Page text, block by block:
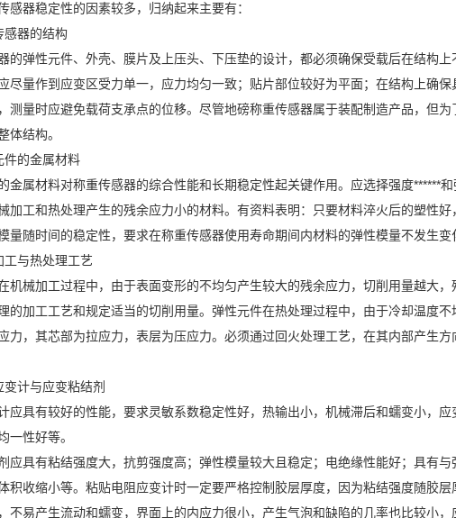
感器稳定性的因素较多，归纳起来主要有：
感器的结构
的弹性元件、外壳、膜片及上压头、下压垫的设计，都必须确保受载后在结构
尽量作到应变区受力单一，应力均匀一致；贴片部位较好为平面；在结构上确
测量时应避免载荷支承点的位移。尽管地磅称重传感器属于装配制造产品，但
体结构。
件的金属材料
金属材料对称重传感器的综合性能和长期稳定性起关键作用。应选择强度******
加工和热处理产生的残余应力小的材料。有资料表明：只要材料淬火后的塑性
量随时间的稳定性，要求在称重传感器使用寿命期间内材料的弹性模量不发生变
工与热处理工艺
机械加工过程中，由于表面变形的不均匀产生较大的残余应力，切削用量越大
的加工工艺和规定适当的切削用量。弹性元件在热处理过程中，由于冷却温度
力，其芯部为拉应力，表层为压应力。必须通过回火处理工艺，在其内部产生
变计与应变粘结剂
应具有较好的性能，要求灵敏系数稳定性好，热输出小，机械滞后和蠕变小，
一性好等。
应具有粘结强度大，抗剪强度高；弹性模量较大且稳定；电绝缘性能好；具有
积收缩小等。粘贴电阻应变计时一定要严格控制胶层厚度，因为粘结强度随胶
不易产生流动和蠕变，界面上的内应力很小，产生气泡和缺陷的几率也比较小